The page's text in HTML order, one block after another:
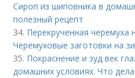
Сироп из шиповника в
полезный рецепт
34. Перекрученная черемуха
Черёмуховые заготовки на
35. Покраснение и зуд век
домашних условиях. Что